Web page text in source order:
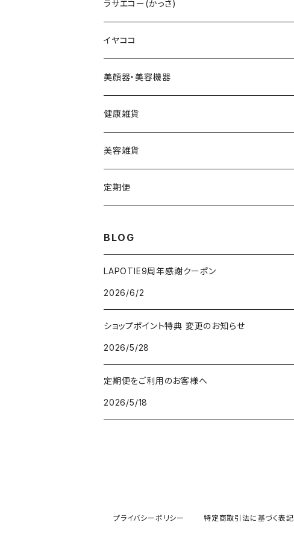
LIPADDICTヌードエスプレッソ
セットアップパウダー
シャイニー
スムース
V3コンシーラー
HARIデイリークリーム
VSPICサンセラム
VSPIC C グロウミスト
VSRICビタミンC美容液
v3セットアップブラシ
V3ネムリップ
ボディ用
Cエマルジョン
Cクレンザー
Cクリーム
Cクレイパック
基本4種セット
デュアルカーブ
羽根型
ウェーブ型
ロング
スティック
ホワイトパンドラ
チューっとカット
カッティー
バーニー
ビタマイン
V3HARIセラム
ヴィディアル・ニードリッチ
ラサエコー(かっさ)
イヤココ
美顔器・美容機器
ビューティフェイススティック・リン
レーザー&EMSリフトブラシPRO2.0
ビューティフェイススティック2.0
ヘッドスパ
健康雑貨
ストーンホットパット
美容雑貨
モコモコがま口
定期便
BLOG
LAPOTIE9周年感謝クーポン
2026/6/2
ショップポイント特典 変更のお知らせ
2026/5/28
定期便をご利用のお客様へ
2026/5/18
プライバシーポリシー 特定商取引法に基づく表記